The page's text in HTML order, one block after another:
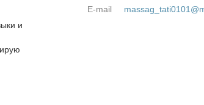
и
E-mail